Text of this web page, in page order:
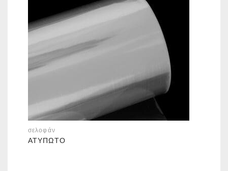
σελοφάν
ΑΤΎΠΩΤΟ